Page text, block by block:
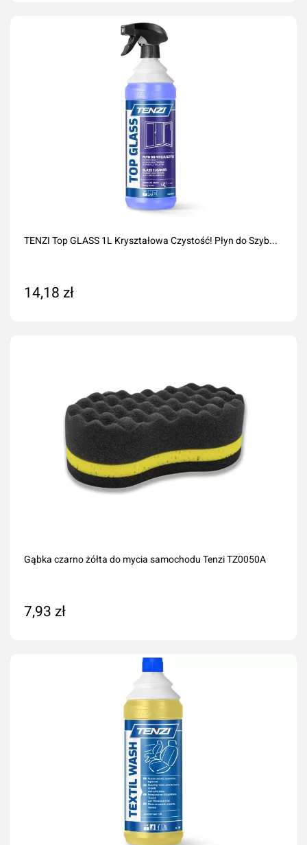
TENZI Top GLASS 1L Kryształowa Czystość! Płyn do Szyb...
14,18 zł
Gąbka czarno żółta do mycia samochodu Tenzi TZ0050A
7,93 zł